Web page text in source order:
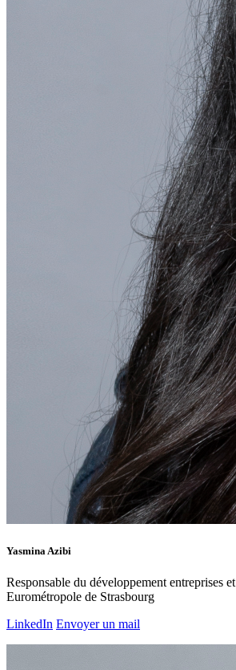
Yasmina Azibi
Responsable du développement entreprises
Eurométropole de Strasbourg
LinkedIn Envoyer un mail